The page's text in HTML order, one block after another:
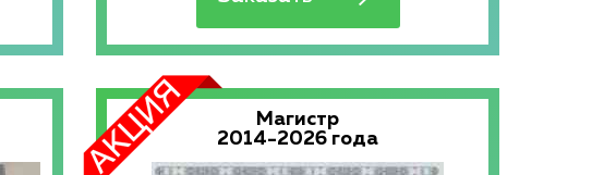
Магистр
2014-2026 года